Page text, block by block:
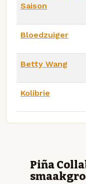
Saison
Bloedzuiger
Betty Wang
Kolibrie
Piña